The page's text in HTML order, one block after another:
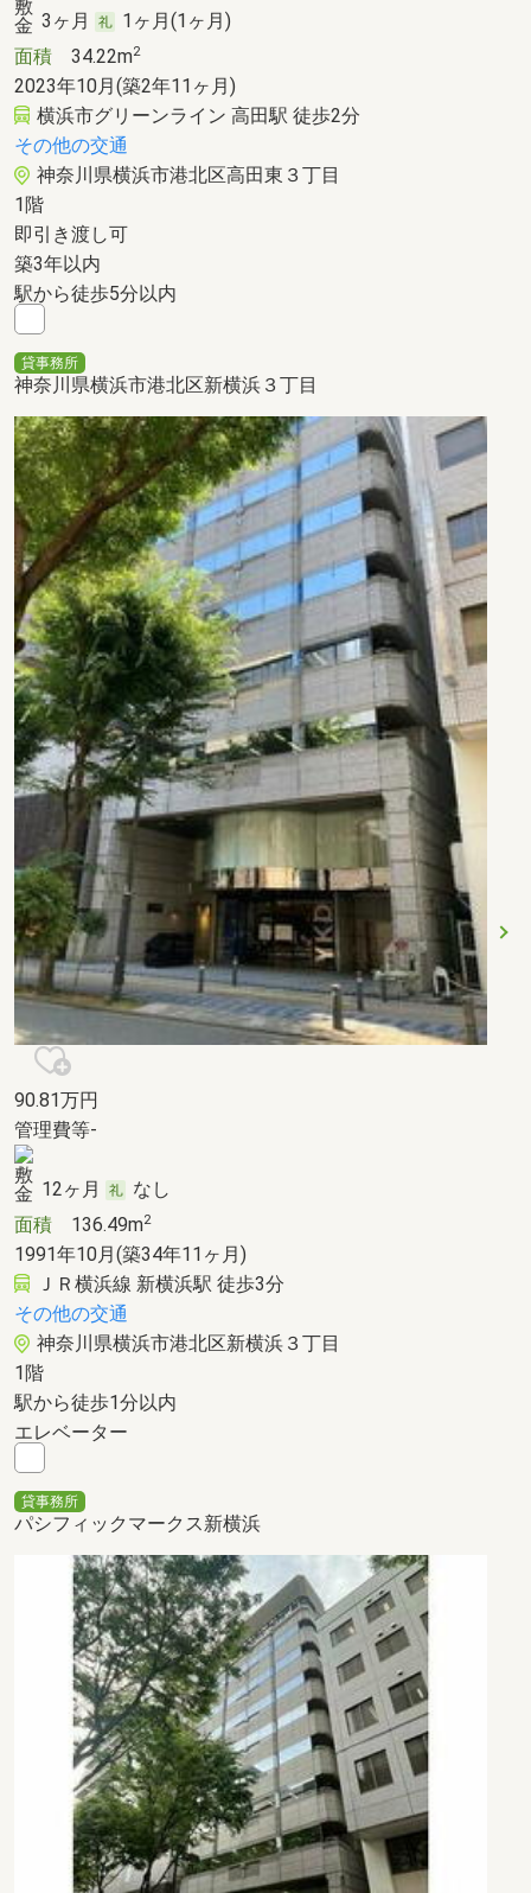
3ヶ月
1ヶ月(1ヶ月)
面積 34.22m2
2023年10月(築2年11ヶ月)
横浜市グリーンライン 高田駅 徒歩2分
その他の交通
神奈川県横浜市港北区高田東３丁目
1階
即引き渡し可
築3年以内
駅から徒歩5分以内
貸事務所
神奈川県横浜市港北区新横浜３丁目
90.81万円
管理費等-
12ヶ月
なし
面積 136.49m2
1991年10月(築34年11ヶ月)
ＪＲ横浜線 新横浜駅 徒歩3分
その他の交通
神奈川県横浜市港北区新横浜３丁目
1階
駅から徒歩1分以内
エレベーター
貸事務所
パシフィックマークス新横浜